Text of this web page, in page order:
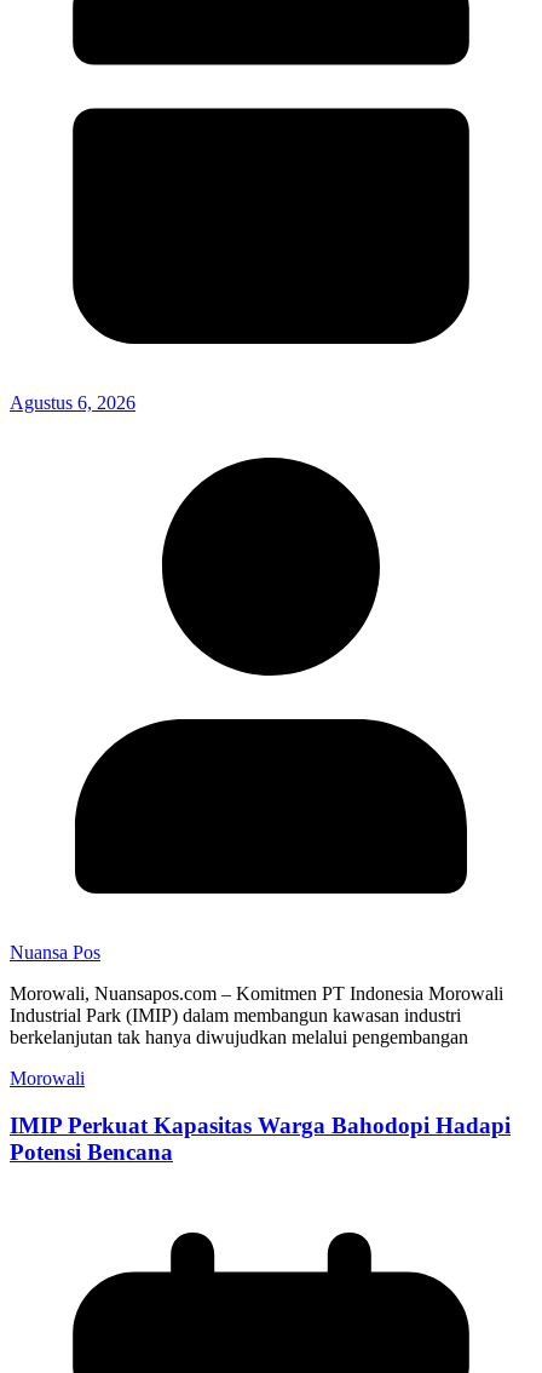
Agustus 6, 2026
Nuansa Pos
Morowali, Nuansapos.com – Komitmen PT Indonesia Morowali
Industrial Park (IMIP) dalam membangun kawasan industri
berkelanjutan tak hanya diwujudkan melalui pengembangan
Morowali
IMIP Perkuat Kapasitas Warga Bahodopi Hadapi
Potensi Bencana